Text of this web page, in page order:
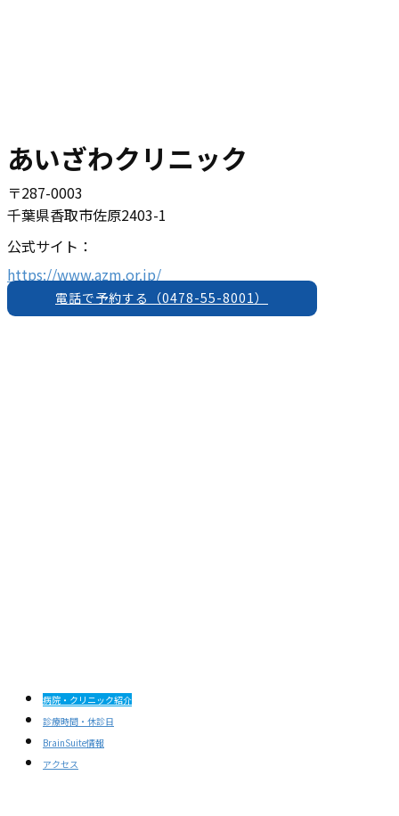
あいざわクリニック
〒​​​287-0003
千葉県香取市佐原2403-1
公式サイト：
https://www.azm.or.jp/
電話で予約する（​​0478-55-8001）
病院・クリニック紹介
診療時間・休診日
BrainSuite情報
アクセス